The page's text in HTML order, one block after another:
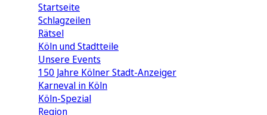
Startseite
Schlagzeilen
Rätsel
Köln und Stadtteile
Unsere Events
150 Jahre Kölner Stadt-Anzeiger
Karneval in Köln
Köln-Spezial
Region